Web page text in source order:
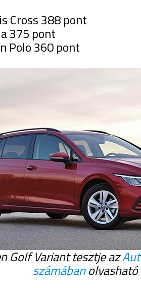
Cross 388 pont
375 pont
Polo 360 pont
Golf Variant tesztje az
számábanolvasható